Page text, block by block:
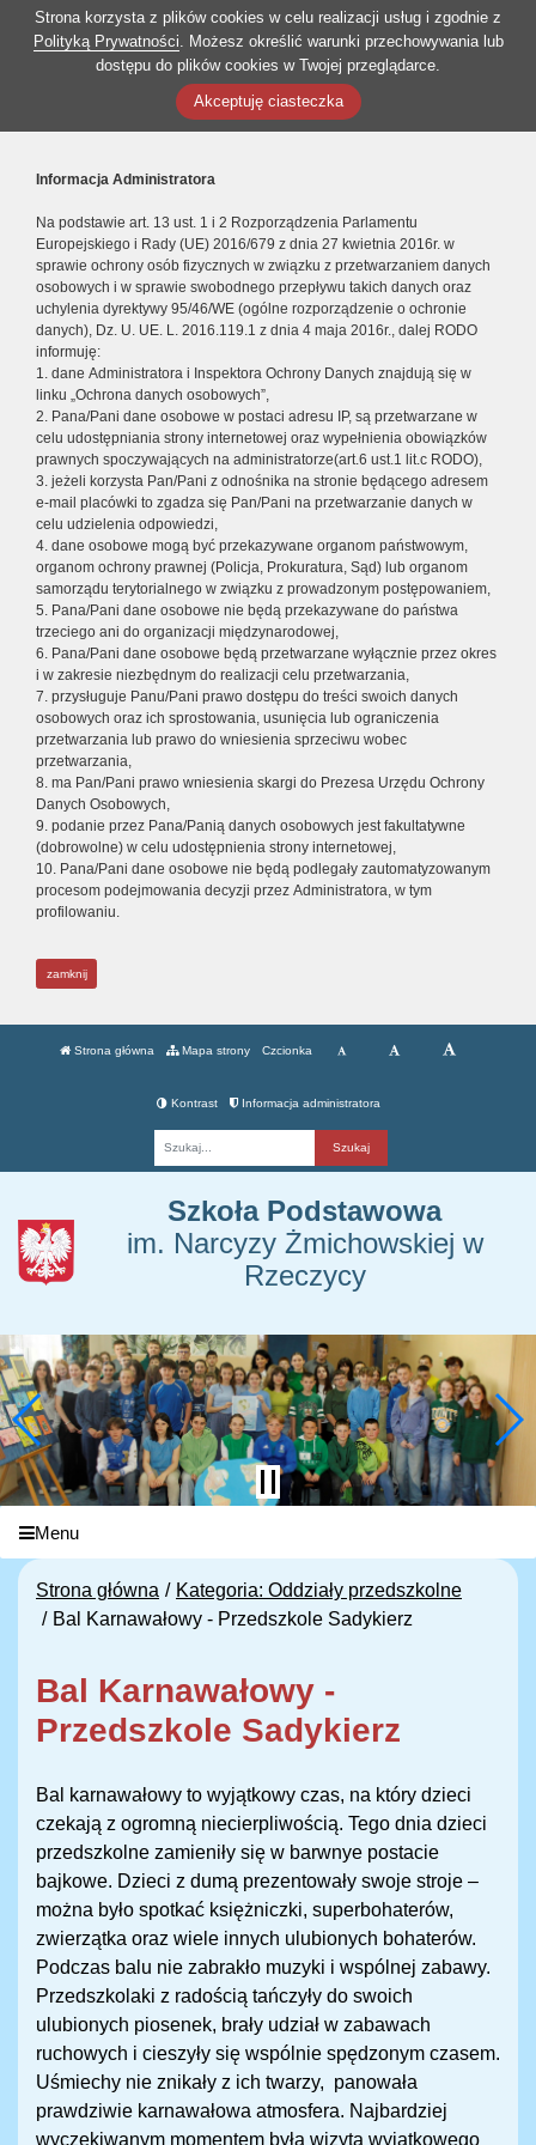
Strona korzysta z plików cookies w celu realizacji usług i zgodnie z
Polityką Prywatności. Możesz określić warunki przechowywania lub
dostępu do plików cookies w Twojej przeglądarce.
Akceptuję ciasteczka
Informacja Administratora
Na podstawie art. 13 ust. 1 i 2 Rozporządzenia Parlamentu
Europejskiego i Rady (UE) 2016/679 z dnia 27 kwietnia 2016r. w
sprawie ochrony osób fizycznych w związku z przetwarzaniem danych
osobowych i w sprawie swobodnego przepływu takich danych oraz
uchylenia dyrektywy 95/46/WE (ogólne rozporządzenie o ochronie
danych), Dz. U. UE. L. 2016.119.1 z dnia 4 maja 2016r., dalej RODO
informuję:
1. dane Administratora i Inspektora Ochrony Danych znajdują się w
linku „Ochrona danych osobowych”,
2. Pana/Pani dane osobowe w postaci adresu IP, są przetwarzane w
celu udostępniania strony internetowej oraz wypełnienia obowiązków
prawnych spoczywających na administratorze(art.6 ust.1 lit.c RODO),
3. jeżeli korzysta Pan/Pani z odnośnika na stronie będącego adresem
e-mail placówki to zgadza się Pan/Pani na przetwarzanie danych w
celu udzielenia odpowiedzi,
4. dane osobowe mogą być przekazywane organom państwowym,
organom ochrony prawnej (Policja, Prokuratura, Sąd) lub organom
samorządu terytorialnego w związku z prowadzonym postępowaniem,
5. Pana/Pani dane osobowe nie będą przekazywane do państwa
trzeciego ani do organizacji międzynarodowej,
6. Pana/Pani dane osobowe będą przetwarzane wyłącznie przez okres
i w zakresie niezbędnym do realizacji celu przetwarzania,
7. przysługuje Panu/Pani prawo dostępu do treści swoich danych
osobowych oraz ich sprostowania, usunięcia lub ograniczenia
przetwarzania lub prawo do wniesienia sprzeciwu wobec
przetwarzania,
8. ma Pan/Pani prawo wniesienia skargi do Prezesa Urzędu Ochrony
Danych Osobowych,
9. podanie przez Pana/Panią danych osobowych jest fakultatywne
(dobrowolne) w celu udostępnienia strony internetowej,
10. Pana/Pani dane osobowe nie będą podlegały zautomatyzowanym
procesom podejmowania decyzji przez Administratora, w tym
profilowaniu.
zamknij
Strona główna Mapa strony Czcionka
Kontrast Informacja administratora
Szkoła Podstawowa
im. Narcyzy Żmichowskiej w
Rzeczycy
Menu
Strona główna
Kategoria: Oddziały przedszkolne
Bal Karnawałowy - Przedszkole Sadykierz
Bal Karnawałowy -
Przedszkole Sadykierz
Bal karnawałowy to wyjątkowy czas, na który dzieci
czekają z ogromną niecierpliwością. Tego dnia dzieci
przedszkolne zamieniły się w barwnye postacie
bajkowe. Dzieci z dumą prezentowały swoje stroje –
można było spotkać księżniczki, superbohaterów,
zwierzątka oraz wiele innych ulubionych bohaterów.
Podczas balu nie zabrakło muzyki i wspólnej zabawy.
Przedszkolaki z radością tańczyły do swoich
ulubionych piosenek, brały udział w zabawach
ruchowych i cieszyły się wspólnie spędzonym czasem.
Uśmiechy nie znikały z ich twarzy, panowała
prawdziwie karnawałowa atmosfera. Najbardziej
wyczekiwanym momentem była wizyta wyjątkowego